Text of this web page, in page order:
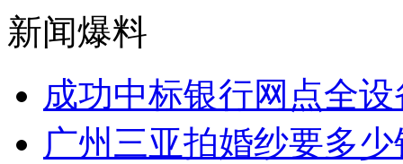
新闻爆料
成功中标银行网点全
广州三亚拍婚纱要多